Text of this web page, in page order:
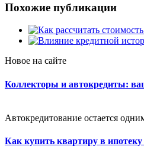
Похожие публикации
Новое на сайте
Коллекторы и автокредиты:
Автокредитование остается
Как купить квартиру в ипотеку